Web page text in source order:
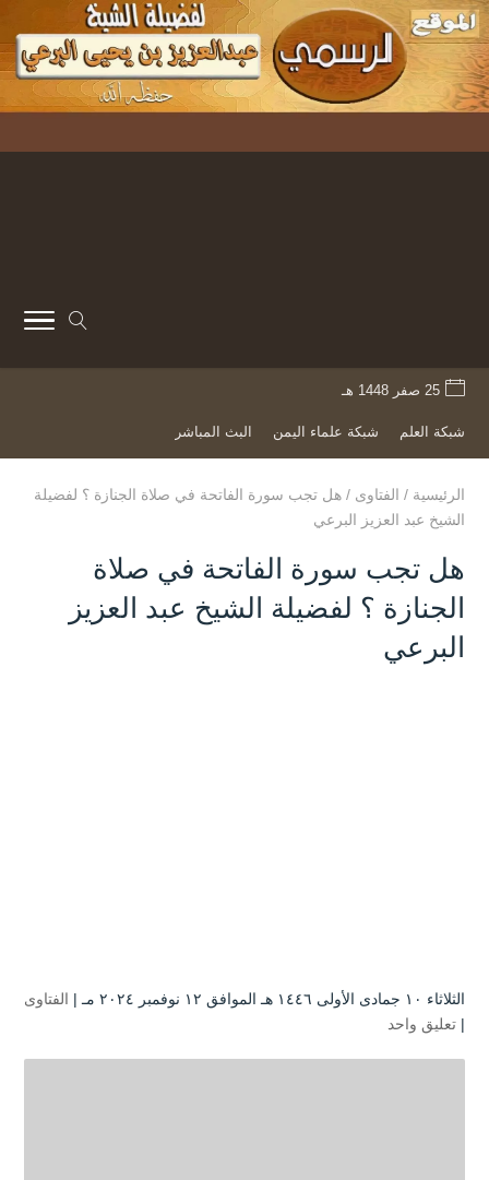
25 صفر 1448 هـ
شبكة العلم شبكة علماء اليمن البث المباشر
الرئيسية / الفتاوى / هل تجب سورة الفاتحة في صلاة الجنازة ؟ لفضيلة
الشيخ عبد العزيز البرعي
هل تجب سورة الفاتحة في صلاة
الجنازة ؟ لفضيلة الشيخ عبد العزيز
البرعي
الثلاثاء ۱۰ جمادى الأولى ۱٤٤٦ هـ الموافق ۱۲ نوفمبر ۲۰۲٤ مـ |
الفتاوى
| تعليق واحد